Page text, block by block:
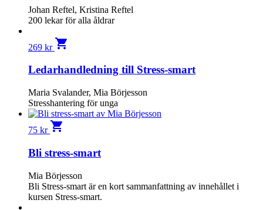
Johan Reftel, Kristina Reftel
200 lekar för alla åldrar
269 kr shopping_cart
Ledarhandledning till Stress-smart
Maria Svalander, Mia Börjesson
Stresshantering för unga
75 kr shopping_cart
Bli stress-smart
Mia Börjesson
Bli Stress-smart är en kort sammanfattning av innehållet i
kursen Stress-smart.